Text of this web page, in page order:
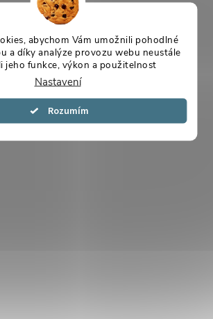
abychom Vám umožnili pohodlné
a díky analýze provozu webu neustále
jeho funkce, výkon a použitelnost
Nastavení
Souhlasím